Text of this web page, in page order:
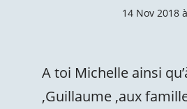
14 Nov 2018
A toi Michelle ainsi
,Guillaume ,aux